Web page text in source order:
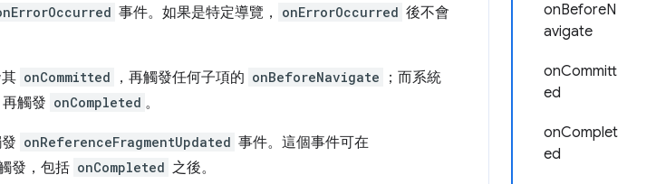
onBeforeN
avigate
onCommitt
ed
onComplet
ed
事件。如果是特定導覽， onErrorOccurred 後不會
onCommitted ，再觸發任何子項的 onBeforeNavigate
；而系統
觸發 onCompleted 。
onReferenceFragmentUpdated 事件。這個事件可在
發，包括 onCompleted 之後。